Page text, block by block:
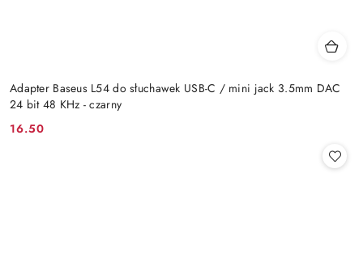
Adapter Baseus L54 do słuchawek USB-C / mini jack 3.5mm DAC
24 bit 48 KHz - czarny
Cena:
16.50